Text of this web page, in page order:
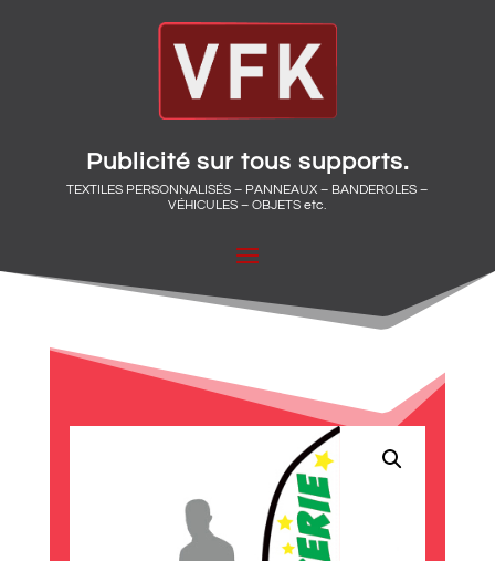
Publicité sur tous supports.
TEXTILES PERSONNALISÉS – PANNEAUX – BANDEROLES –
VÉHICULES – OBJETS etc.